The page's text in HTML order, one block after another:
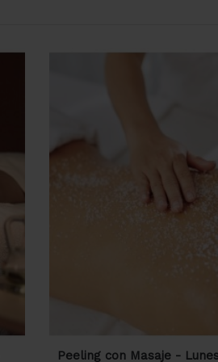
Peeling con Masaje -